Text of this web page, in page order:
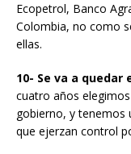
Ecopetrol, Banco
Colombia, no como
ellas.
10- Se va a quedar
cuatro años
gobierno, y tenemos
que ejerzan control